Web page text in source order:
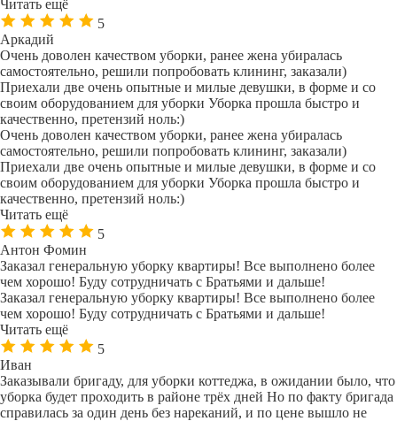
Читать ещё
5
Аркадий
Очень доволен качеством уборки, ранее жена убиралась
самостоятельно, решили попробовать клининг, заказали)
Приехали две очень опытные и милые девушки, в форме и со
своим оборудованием для уборки Уборка прошла быстро и
качественно, претензий ноль:)
Очень доволен качеством уборки, ранее жена убиралась
самостоятельно, решили попробовать клининг, заказали)
Приехали две очень опытные и милые девушки, в форме и со
своим оборудованием для уборки Уборка прошла быстро и
качественно, претензий ноль:)
Читать ещё
5
Антон Фомин
Заказал генеральную уборку квартиры! Все выполнено более
чем хорошо! Буду сотрудничать с Братьями и дальше!
Заказал генеральную уборку квартиры! Все выполнено более
чем хорошо! Буду сотрудничать с Братьями и дальше!
Читать ещё
5
Иван
Заказывали бригаду, для уборки коттеджа, в ожидании было, что
уборка будет проходить в районе трёх дней Но по факту бригада
справилась за один день без нареканий, и по цене вышло не